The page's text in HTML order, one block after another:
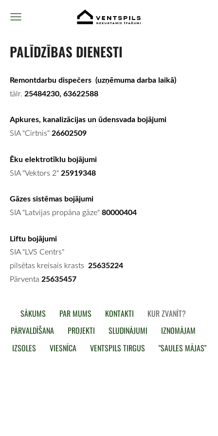
PALĪDZĪBAS DIENESTI
Remontdarbu dispečers (uzņēmuma darba laikā)
tālr. 25484230, 63622588
Apkures, kanalizācijas un ūdensvada bojājumi
SIA "Cirtnis"26602509
Ēku elektrotīklu bojājumi
SIA "Vektors 2"25919348
Gāzes sistēmas bojājumi
SIA "Latvijas propāna gāze"80000404
Liftu bojājumi
SIA "LVS Centrs"
pilsētas kreisais krasts 25635224
Pārventa 25635457
SĀKUMS PAR MUMS KONTAKTI
KUR ZVANĪT?
PĀRVALDĪŠANA
PROJEKTI SLUDINĀJUMI
IZNOMĀJAM
IZSOLES
VIESNĪCA VENTSPILS TIRGUS "SAULES MĀJAS"